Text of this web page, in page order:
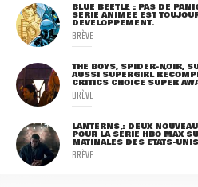
BLUE BEETLE : PAS DE
SÉRIE ANIMÉE EST
DÉVELOPPEMENT.
BRÈVE
THE BOYS, SPIDER-NOIR,
AUSSI SUPERGIRL
CRITICS CHOICE SUPER
BRÈVE
LANTERNS : DEUX
POUR LA SÉRIE HBO MAX
MATINALES DES ETATS-UNIS
BRÈVE